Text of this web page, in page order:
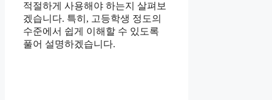
적절하게 사용해야 하는지 살펴보
겠습니다. 특히, 고등학생 정도의
수준에서 쉽게 이해할 수 있도록
풀어 설명하겠습니다.